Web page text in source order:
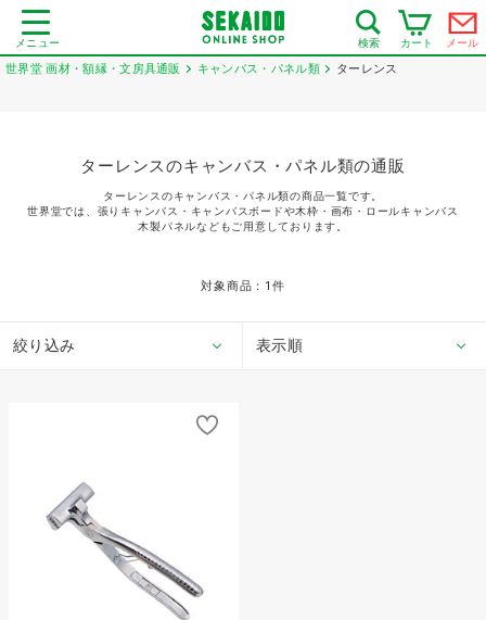
メニュー 検索 カート メール
世界堂 画材・額縁・文房具通販 キャンバス・パネル類 ターレンス
ターレンスのキャンバス・パネル類の通販
ターレンスのキャンバス・パネル類の商品一覧です。
世界堂では、張りキャンバス・キャンバスボードや木枠・画布・ロールキャンバス
木製パネルなどもご用意しております。
対象商品： 1 件
絞り込み 表示順